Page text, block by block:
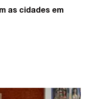
as cidades em